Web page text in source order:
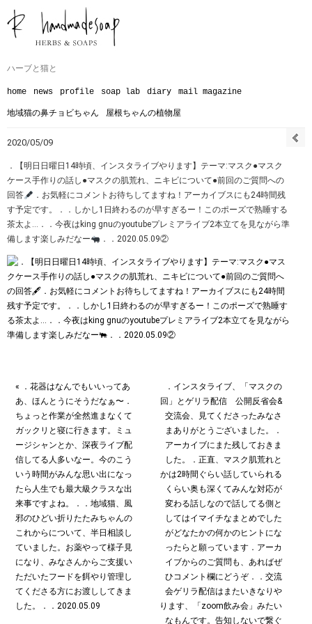
ハーブと猫と
home news profile soap lab diary mail magazine
地域猫の鼻チョビちゃん 屋根ちゃんの植物屋
2020/05/09
．【明日日曜日14時頃、インスタライブやります︎】テーマ:マスク●マスク
ケース手作りの話し●マスクの肌荒れ、ニキビについて●前回のご質問への
回答
．お気軽にコメントお待ちしてますね！アーカイブスにも24時間残
す予定です。．．しかし1日終わるのが早すぎるー！このポーズで熟睡する
茶太よ…．．今夜はking gnuのyoutubeプレミアライブ2本立てを見ながら準
備します︎楽しみだなー
．．2020.05.09②
« ．花器はなんでもいいってあ
あ、ほんとうにそうだなぁ〜︎．
ちょっと作業が全然進まなくて
ガックリと寝に行きます。ミュ
ージシャンとか、深夜ライブ配
信してる人多いなー。今のこう
いう時間がみんな思い出になっ
たら人生でも最大級クラスな出
来事ですよね。．．地域猫、風
邪のひどい折りたたみちゃんの
これからについて、半日相談し
ていました。お薬やって様子見
になり、みなさんからご支援い
ただいたフードを餌やり管理し
てくださる方にお渡ししてきま
した。．．2020.05.09
．インスタライブ、「マスクの
回」とゲリラ配信 公開反省会&
交流会、見てくださったみなさ
まありがとうございました。．
アーカイブにまた残しておきま
した。．正直、マスク肌荒れと
かは2時間ぐらい話していられる
くらい奥も深くてみんな対応が
変わる話しなので話してる側と
してはイマイチなまとめでした
がどなたかの何かのヒントにな
ったらと願っています︎．アーカ
イブからのご質問も、あればぜ
ひコメント欄にどうぞ︎．．交流
会ゲリラ配信はまたいきなりや
ります、「zoom飲み会」みたい
なもんです。告知しないで繋ぐ